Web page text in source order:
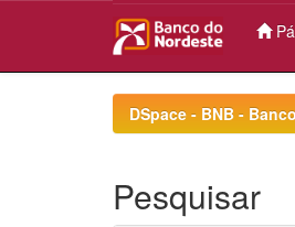
DSpace - BNB -
Pesquisar